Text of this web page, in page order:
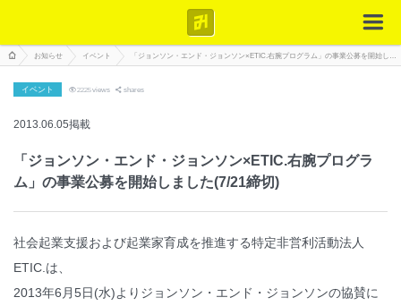
お知らせ イベント 「ジョンソン・エンド・ジョンソン×ETIC.右腕プログラム」の事業公募を開始しました(7/21締切)
イベント 2225views shares
2013.06.05掲載
「ジョンソン・エンド・ジョンソン×ETIC.右腕プログラ
ム」の事業公募を開始しました(7/21締切)
社会起業支援および起業家育成を推進する特定非営利活動法人
ETIC.は、
2013年6月5日(水)よりジョンソン・エンド・ジョンソンの協賛に